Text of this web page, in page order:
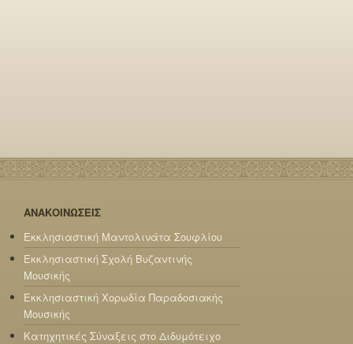
ΑΝΑΚΟΙΝΩΣΕΙΣ
Εκκλησιαστική Μαντολινάτα Σουφλίου
Εκκλησιαστική Σχολή Βυζαντινής
Μουσικής
Εκκλησιαστική Χορωδία Παραδοσιακής
Μουσικής
Κατηχητικές Σύναξεις στο Διδυμότειχο